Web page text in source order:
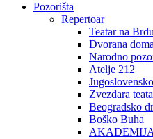
Pozorišta
Repertoar
Teatar na Brdu
Dvorana
Narodno
Atelje 212
Zvezdara
Beogradsko
Boško Buha